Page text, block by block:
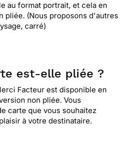
au format portrait, et cela en
pliée. (Nous proposons d'autres
carré)
est-elle pliée ?
Facteur est disponible en
non pliée. Vous
carte que vous souhaitez
à votre destinataire.